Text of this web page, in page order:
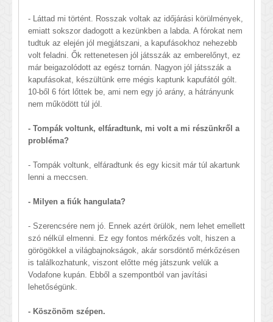
- Láttad mi történt. Rosszak voltak az időjárási körülmények,
emiatt sokszor dadogott a kezünkben a labda. A fórokat nem
tudtuk az elején jól megjátszani, a kapufásokhoz nehezebb
volt feladni. Ők rettenetesen jól játsszák az emberelőnyt, ez
már beigazolódott az egész tornán. Nagyon jól játsszák a
kapufásokat, készültünk erre mégis kaptunk kapufától gólt.
10-ből 6 fórt lőttek be, ami nem egy jó arány, a hátrányunk
nem működött túl jól.
- Tompák voltunk, elfáradtunk, mi volt a mi részünkről a
probléma?
- Tompák voltunk, elfáradtunk és egy kicsit már túl akartunk
lenni a meccsen.
- Milyen a fiúk hangulata?
- Szerencsére nem jó. Ennek azért örülök, nem lehet emellett
szó nélkül elmenni. Ez egy fontos mérkőzés volt, hiszen a
görögökkel a világbajnokságok, akár sorsdöntő mérkőzésen
is találkozhatunk, viszont előtte még játszunk velük a
Vodafone kupán. Ebből a szempontból van javítási
lehetőségünk.
- Köszönöm szépen.